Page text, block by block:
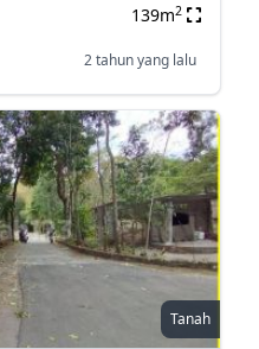
139m2
2 tahun yang lalu
Tanah